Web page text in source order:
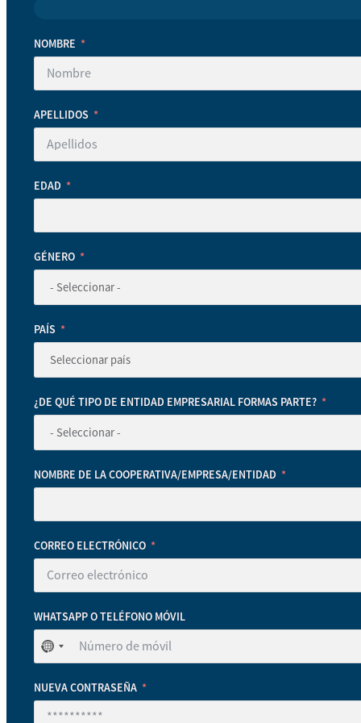
NOMBRE
APELLIDOS
EDAD
GÉNERO
PAÍS
¿DE QUÉ TIPO DE ENTIDAD EMPRESARIAL FORMAS PARTE?
NOMBRE DE LA COOPERATIVA/EMPRESA/ENTIDAD
CORREO ELECTRÓNICO
WHATSAPP O TELÉFONO MÓVIL
No
se
ha
seleccionado
ningún
NUEVA CONTRASEÑA